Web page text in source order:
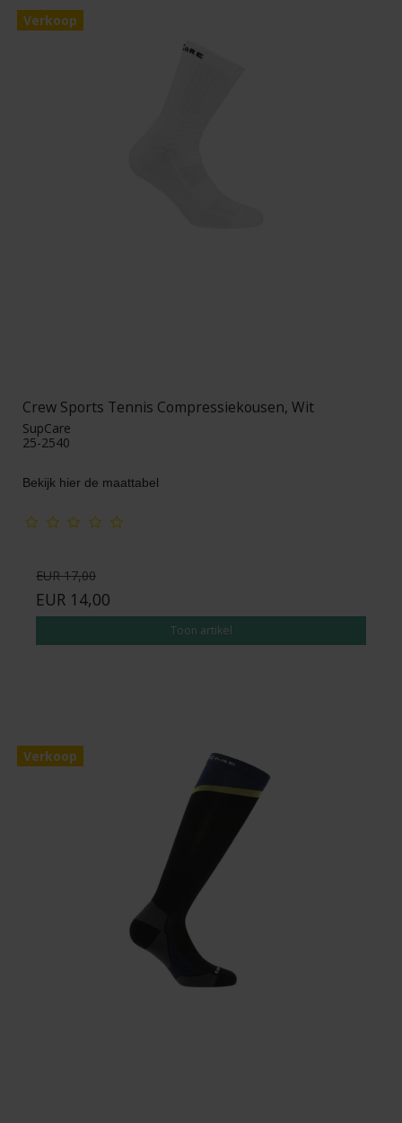
Verkoop
Crew Sports Tennis Compressiekousen, Wit
SupCare
25-2540
Bekijk hier de maattabel
EUR 17,00
EUR 14,00
Toon artikel
Verkoop